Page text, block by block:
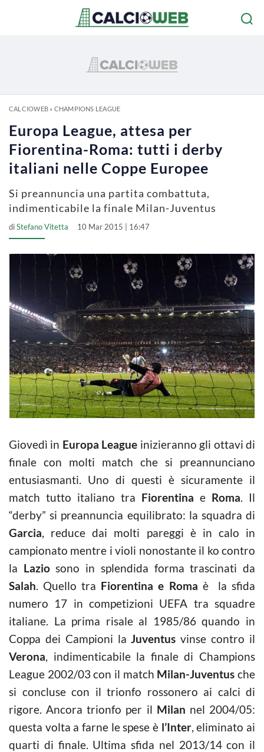
CALCIOWEB» CHAMPIONS LEAGUE
Europa League, attesa per
Fiorentina-Roma: tutti i derby
italiani nelle Coppe Europee
Si preannuncia una partita combattuta,
indimenticabile la finale Milan-Juventus
diStefano Vitetta 10 Mar 2015 | 16:47
Giovedì in Europa League inizieranno gli ottavi di
finale con molti match che si preannunciano
entusiasmanti. Uno di questi è sicuramente il
match tutto italiano tra Fiorentina e Roma. Il
“derby” si preannuncia equilibrato: la squadra di
Garcia, reduce dai molti pareggi è in calo in
campionato mentre i violi nonostante il ko contro
la Laziosono in splendida forma trascinati da
Salah. Quello tra Fiorentina e Roma è la sfida
numero 17 in competizioni UEFA tra squadre
italiane. La prima risale al 1985/86 quando in
Coppa dei Campioni laJuventus vinse contro il
Verona, indimenticabile la finale di Champions
League 2002/03 con il match Milan-Juventus che
si concluse con il trionfo rossonero ai calci di
rigore. Ancora trionfo per il Milan nel 2004/05:
questa volta a farne le spese è l’Inter, eliminato ai
quarti di finale. Ultima sfida nel 2013/14 con il